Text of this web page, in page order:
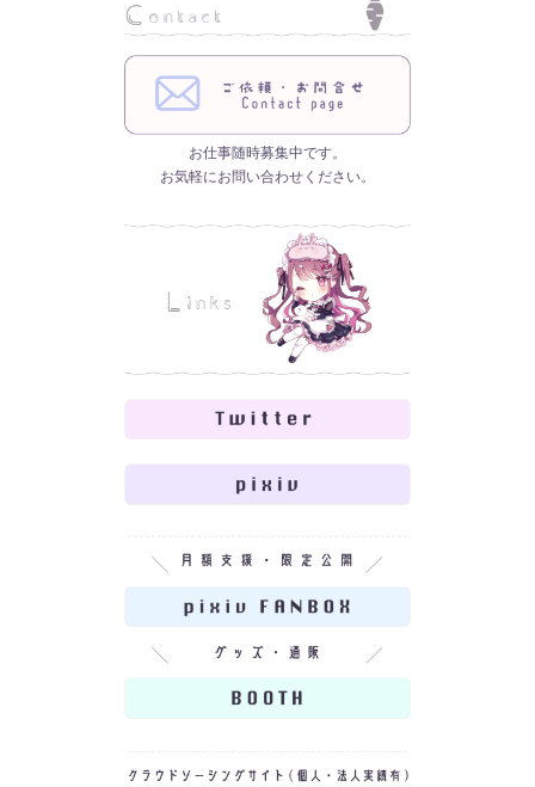
お仕事随時募集中です。
お気軽にお問い合わせください。